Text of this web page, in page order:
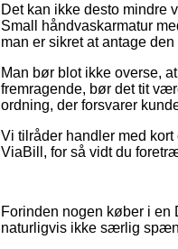
Det kan ikke desto mindre
Small håndvaskarmatur
man er sikret at antage
Man bør blot ikke overse,
fremragende, bør det tit
ordning, der forsvarer
Vi tilråder handler med
ViaBill, for så vidt du
Forinden nogen køber i en
naturligvis ikke særlig